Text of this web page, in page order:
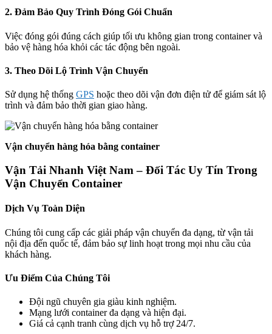
2. Đảm Bảo Quy Trình Đóng Gói Chuẩn
Việc đóng gói đúng cách giúp tối ưu không gian trong container và
bảo vệ hàng hóa khỏi các tác động bên ngoài.
3. Theo Dõi Lộ Trình Vận Chuyển
Sử dụng hệ thống GPS hoặc theo dõi vận đơn điện tử để giám sát lộ
trình và đảm bảo thời gian giao hàng.
Vận chuyển hàng hóa bằng container
Vận Tải Nhanh Việt Nam – Đối Tác Uy Tín Trong
Vận Chuyển Container
Dịch Vụ Toàn Diện
Chúng tôi cung cấp các giải pháp vận chuyển đa dạng, từ vận tải
nội địa đến quốc tế, đảm bảo sự linh hoạt trong mọi nhu cầu của
khách hàng.
Ưu Điểm Của Chúng Tôi
Đội ngũ chuyên gia giàu kinh nghiệm.
Mạng lưới container đa dạng và hiện đại.
Giá cả cạnh tranh cùng dịch vụ hỗ trợ 24/7.